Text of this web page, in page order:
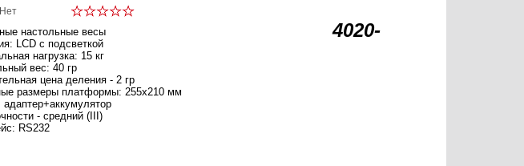
Нет
настольные весы
LCD с подсветкой
нагрузка: 15 кг
вес: 40 гр
цена деления - 2 гр
размеры платформы: 255х210 мм
адаптер+аккумулятор
- средний (III)
RS232
4020-